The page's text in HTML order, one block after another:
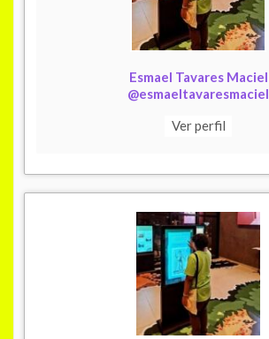
Esmael Tavares Maciel
@esmaeltavaresmaciel
Ver perfil